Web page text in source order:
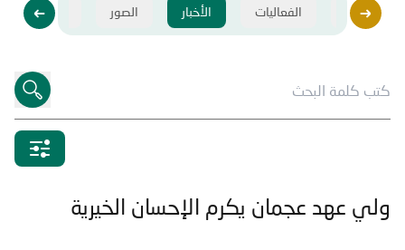
فيديو الفعاليات الأخبار الصور فيديو
ولي عهد عجمان يكرم الإحسان الخيرية